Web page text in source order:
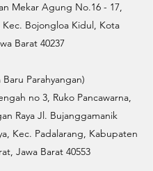
Mekar Agung No.16 - 17,
Kec. Bojongloa Kidul, Kota
Barat 40237
Baru Parahyangan)
no 3, Ruko Pancawarna,
Raya Jl. Bujanggamanik
Kec. Padalarang, Kabupaten
Jawa Barat 40553